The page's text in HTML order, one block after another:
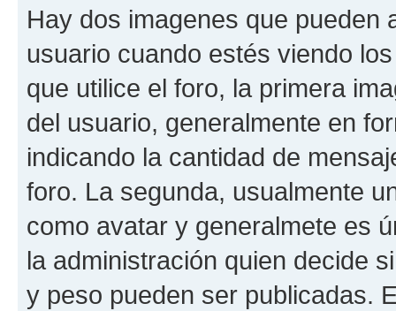
Hay dos imagenes que pueden
usuario cuando estés viendo
que utilice el foro, la primera
del usuario, generalmente en
indicando la cantidad de
foro. La segunda, usualmente
como avatar y generalmete es
la administración quien decide
y peso pueden ser publicadas.